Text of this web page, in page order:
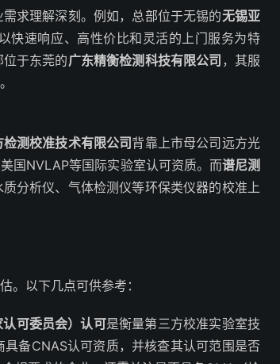
求理解深刻。例如，总部位于无锡的无锡亚
快速响应、高性价比和灵活的上门服务为特
于东莞的广东精衡检测科技有限公司 ，其服
测校准技术有限公司 背靠上市母公司远方光
国NVLAP等国际实验室认可资质。而谱尼测
分析仪、气体检测仪等环保类仪器的校准上
。以下几点可供参考：
可委员会）认可是衡量第三方校准实验室技
备CNAS认可资质，并核查其认可范围是否